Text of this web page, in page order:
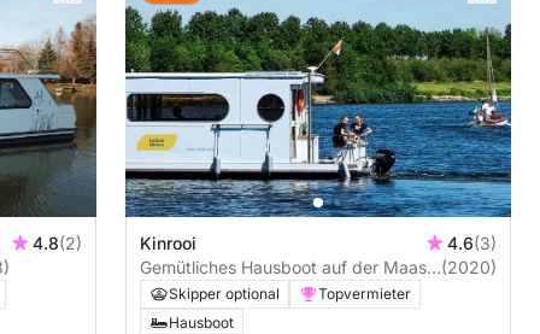
4.8(2)
Kinrooi 4.6(3)
Gemütliches Hausboot auf der Maas,
Niederlande/Belgien
(2020)
Skipper optional
Topvermieter
Hausboot